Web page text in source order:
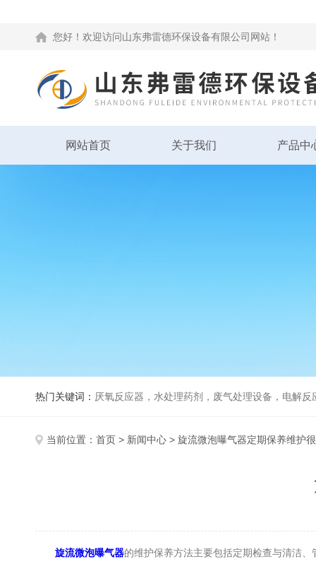
您好！欢迎访问山东弗雷德环保设备有限公司网站！
网站首页 关于我们 产品中
热门关键词： 厌氧反应器，水处理药剂，废气处理设备，电解
当前位置： 首页 > 新闻中心 > 旋流微泡曝气器定期保养维护
旋流微泡曝气器的维护保养方法主要包括定期检查与清洁